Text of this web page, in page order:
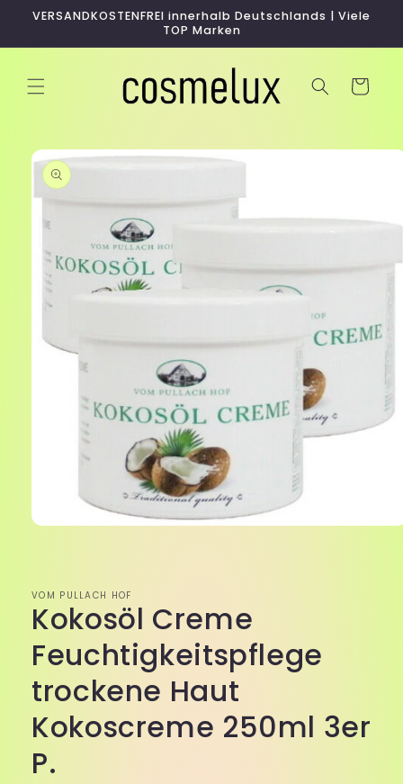
zum
VERSANDKOSTENFREI innerhalb Deutschlands | Viele
TOP Marken
Warenkorb
VOM PULLACH HOF
Kokosöl Creme
Feuchtigkeitspflege
trockene Haut
Kokoscreme 250ml 3er
P.